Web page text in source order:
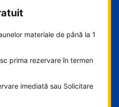
materiale de până la 1
prima rezervare în termen
imediată sau Solicitare